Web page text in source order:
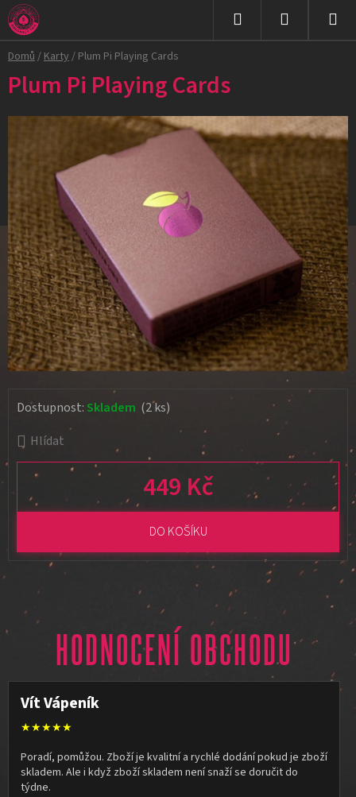
Přejít
na
obsah
Domů/Karty/ Plum Pi Playing Cards
Hlídat
449 Kč
Měrná cena:
DO KOŠÍKU
Dostupnost: Skladem (2 ks)
Plum Pi Playing Cards
HODNOCENÍ OBCHODU
Vít Vápeník
★★★★★
Poradí, pomůžou. Zboží je kvalitní a rychlé dodání pokud je zboží
skladem. Ale i když zboží skladem není snaží se doručit do
týdne.